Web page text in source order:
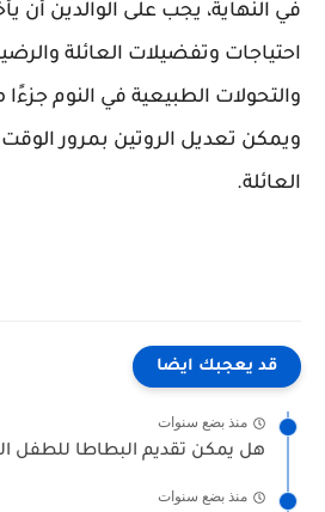
في النهاية، يجب على الوالدين أن
احتياجات وتفضيلات العائلة
والتحولات الطبيعية في النوم
ويمكن تعديل الروتين بمرور الوقت
العائلة.
قد يعجبك ايضا
منذ بضع سنوات
هل يمكن تقديم البطاطا للطفل
منذ بضع سنوات